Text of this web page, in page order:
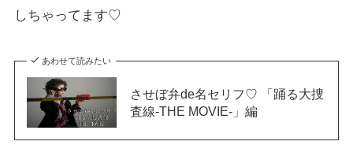
しちゃってます♡
あわせて読みたい
させぼ弁de名セリフ♡ 「踊る大捜
査線-THE MOVIE-」編